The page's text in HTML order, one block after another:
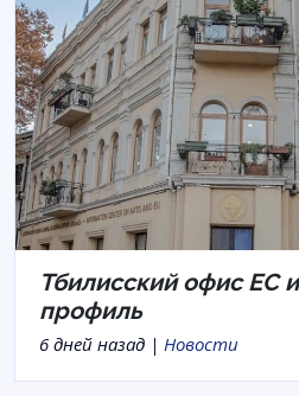
Тбилисский офис ЕС
профиль
6 дней назад | Новости